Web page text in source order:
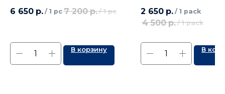
6 650 р. / 1 pc 7 200 р. / 1 pc
В корзину
2 650 р. / 1 pack
4 500 р. / 1 pack
В